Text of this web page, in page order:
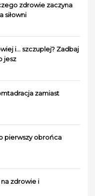
zdrowie zaczyna
siłowni
i… szczuplej? Zadbaj
jesz
zamiast
pierwszy obrońca
na zdrowie i